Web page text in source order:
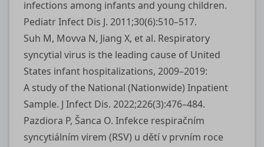
infections among infants and young children.
Pediatr Infect Dis J. 2011;30(6):510–517.
Suh M, Movva N, Jiang X, et al. Respiratory
syncytial virus is the leading cause of United
States infant hospitalizations, 2009–2019:
A study of the National (Nationwide) Inpatient
Sample. J Infect Dis. 2022;226(3):476–484.
Pazdiora P, Šanca O. Infekce respiračním
syncytiálním virem (RSV) u dětí v prvním roce